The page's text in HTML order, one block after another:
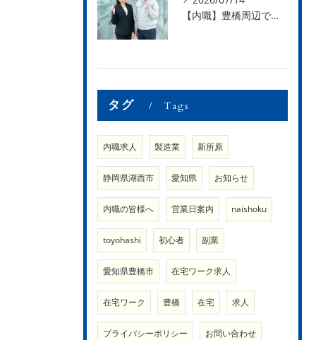
【内職】豊橋周辺で内職のお仕事を探している方募集中！【内職さまのお声②】
タグ Tags
内職求人 製造業 新所原
静岡県湖西市 愛知県 お知らせ
内職の皆様へ 営業日案内 naishoku
toyohashi 初心者 副業
愛知県豊橋市 在宅ワーク求人
在宅ワーク 豊橋 在宅 求人
プライバシーポリシー お問い合わせ